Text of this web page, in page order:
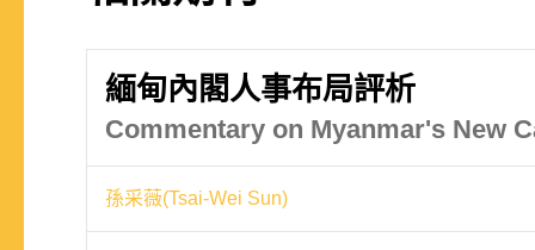
緬甸內閣人事布局評析
Commentary on Myanmar's New
孫采薇(Tsai-Wei Sun)